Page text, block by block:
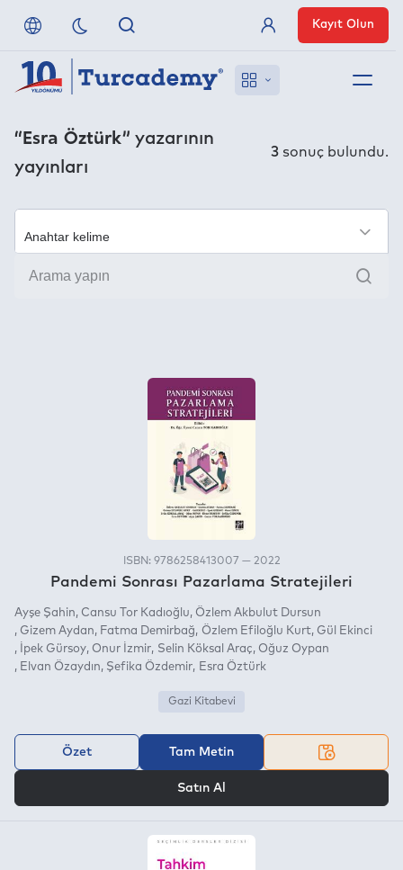
Referanslarımız
Uzaktan Erişim
Nasıl Erişirim
Üye Girişi
Kayıt Olun
“Esra Öztürk” yazarının
yayınları
3 sonuç bulundu.
Ara
ISBN: 9786258413007 — 2022
Pandemi Sonrası Pazarlama Stratejileri
Ayşe Şahin Cansu Tor Kadıoğlu
Özlem Akbulut Dursun
Gizem Aydan
Fatma Demirbağ Özlem Efiloğlu Kurt Gül Ekinci
İpek Gürsoy Onur İzmir Selin Köksal Araç
Oğuz Oypan
Elvan Özaydın
Şefika Özdemir Esra Öztürk
Gazi Kitabevi
Özet Tam Metin
Satın Al